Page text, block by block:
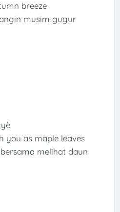
breeze
musim gugur
you as maple leaves
melihat daun